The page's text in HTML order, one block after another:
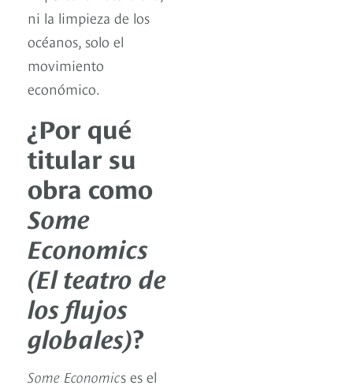
ni la limpieza de los
océanos, solo el
movimiento
económico.
¿Por qué
titular su
obra como
Some
Economics
(El teatro de
los flujos
globales)?
Some Economics es el